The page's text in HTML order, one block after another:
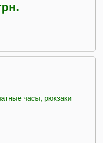
часы, рюкзаки